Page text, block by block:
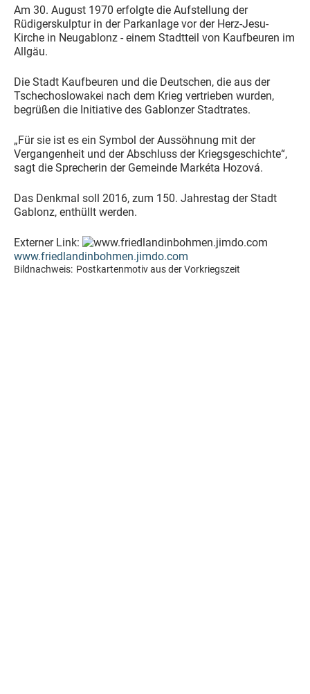
Am 30. August 1970 erfolgte die Aufstellung der
Rüdigerskulptur in der Parkanlage vor der Herz-Jesu-
Kirche in Neugablonz - einem Stadtteil von Kaufbeuren im
Allgäu.
Die Stadt Kaufbeuren und die Deutschen, die aus der
Tschechoslowakei nach dem Krieg vertrieben wurden,
begrüßen die Initiative des Gablonzer Stadtrates.
„Für sie ist es ein Symbol der Aussöhnung mit der
Vergangenheit und der Abschluss der Kriegsgeschichte“,
sagt die Sprecherin der Gemeinde Markéta Hozová.
Das Denkmal soll 2016, zum 150. Jahrestag der Stadt
Gablonz, enthüllt werden.
Externer Link:
www.friedlandinbohmen.jimdo.com
Bildnachweis: Postkartenmotiv aus der Vorkriegszeit